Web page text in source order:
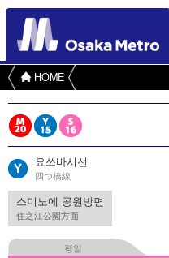
HOME
요쓰바시선
四つ橋線
스미노에 공원방면
住之江公園方面
평일